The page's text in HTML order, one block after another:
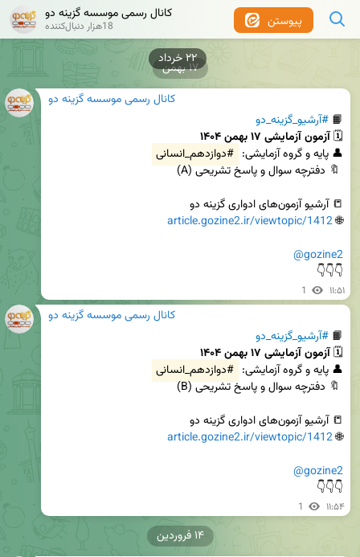
۲۲ خرداد
پیوستن کانال رسمی موسسه گزینه دو
18هزار دنبال‌کننده
کانال رسمی موسسه گزینه دو
📙 #آرشیو_گزینه_دو
🗓️ آزمون آزمایشی ۱۷ بهمن ۱۴۰۴
👤 پایه و گروه آزمایشی: #دوازدهم_انسانی
🌐
article.gozine2.ir/viewtopic/1412
@gozine2
👇👇👇
1 ۱۱:۵۱
۱۷ بهمن
کانال رسمی موسسه گزینه دو
📙 #آرشیو_گزینه_دو
🗓️ آزمون آزمایشی ۱۷ بهمن ۱۴۰۴
👤 پایه و گروه آزمایشی: #دوازدهم_انسانی
🌐
article.gozine2.ir/viewtopic/1412
@gozine2
👇👇👇
1 ۱۱:۵۴
۱۴ فروردین